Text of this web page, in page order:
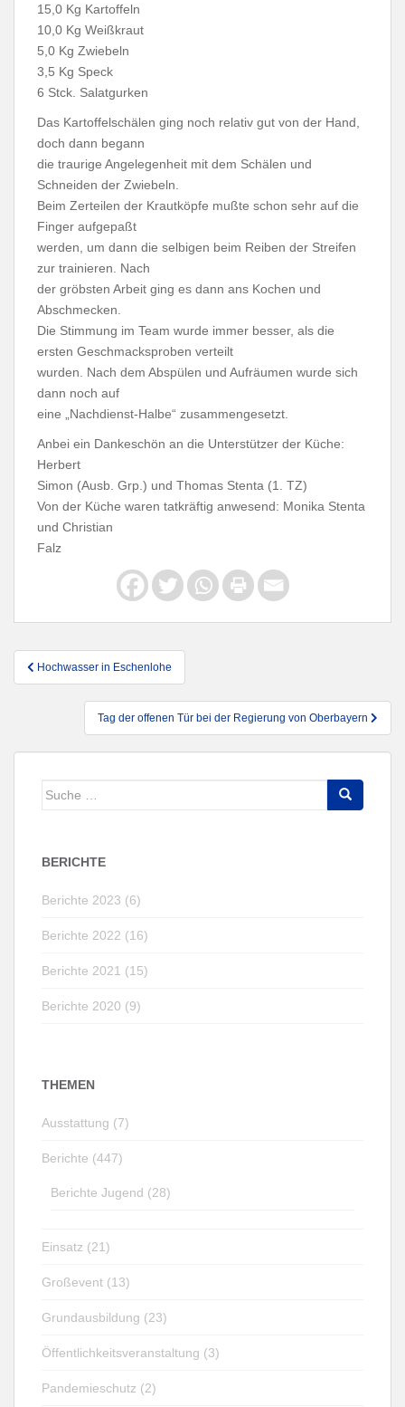
15,0 Kg Kartoffeln
10,0 Kg Weißkraut
5,0 Kg Zwiebeln
3,5 Kg Speck
6 Stck. Salatgurken
Das Kartoffelschälen ging noch relativ gut von der Hand,
doch dann begann
die traurige Angelegenheit mit dem Schälen und
Schneiden der Zwiebeln.
Beim Zerteilen der Krautköpfe mußte schon sehr auf die
Finger aufgepaßt
werden, um dann die selbigen beim Reiben der Streifen
zur trainieren. Nach
der gröbsten Arbeit ging es dann ans Kochen und
Abschmecken.
Die Stimmung im Team wurde immer besser, als die
ersten Geschmacksproben verteilt
wurden. Nach dem Abspülen und Aufräumen wurde sich
dann noch auf
eine „Nachdienst-Halbe“ zusammengesetzt.
Anbei ein Dankeschön an die Unterstützer der Küche:
Herbert
Simon (Ausb. Grp.) und Thomas Stenta (1. TZ)
Von der Küche waren tatkräftig anwesend: Monika Stenta
und Christian
Falz
Beitragsnavigation
Hochwasser in Eschenlohe
Tag der offenen Tür bei der Regierung von Oberbayern
Suche
BERICHTE
Berichte 2023 (6)
Berichte 2022 (16)
Berichte 2021 (15)
Berichte 2020 (9)
THEMEN
Ausstattung (7)
Berichte (447)
Berichte Jugend (28)
Einsatz (21)
Großevent (13)
Grundausbildung (23)
Öffentlichkeitsveranstaltung (3)
Pandemieschutz (2)